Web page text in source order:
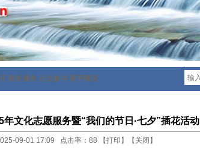
政务服务 公众参与 新平概况
文化志愿服务暨“我们的节日·七夕”插花活动
09-01 17:09 点击率： 88 【打印 】【 关闭 】